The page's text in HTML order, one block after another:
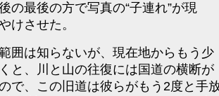
の最後の方で写真の“子連れ”が現
けさせた。
囲は知らないが、現在地からもう少
と、川と山の往復には国道の横断が
で、この旧道は彼らがもう2度と手